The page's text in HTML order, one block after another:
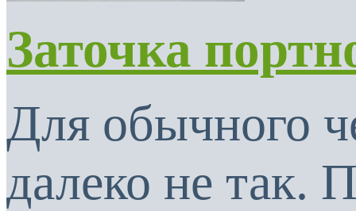
Заточка
Для обычного
далеко не так.